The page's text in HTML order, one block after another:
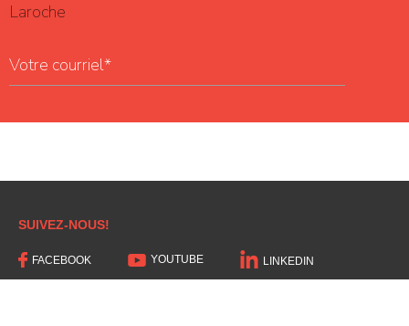
Laroche
SUIVEZ-NOUS!
FACEBOOK YOUTUBE LINKEDIN